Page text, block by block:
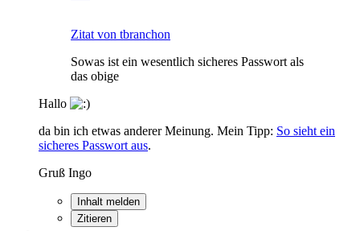
Zitat von tbranchon
Sowas ist ein wesentlich sicheres Passwort als
das obige
Hallo
da bin ich etwas anderer Meinung. Mein Tipp: So sieht ein
sicheres Passwort aus.
Gruß Ingo
Inhalt melden
Zitieren